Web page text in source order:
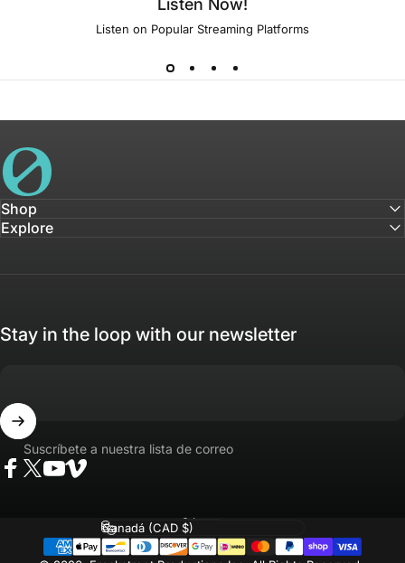
Listen Now!
Listen on Popular Streaming Platforms
House of Not
Shop
Explore
Stay in the loop with our newsletter
Suscríbete a nuestra lista de correo
Idioma
País/región